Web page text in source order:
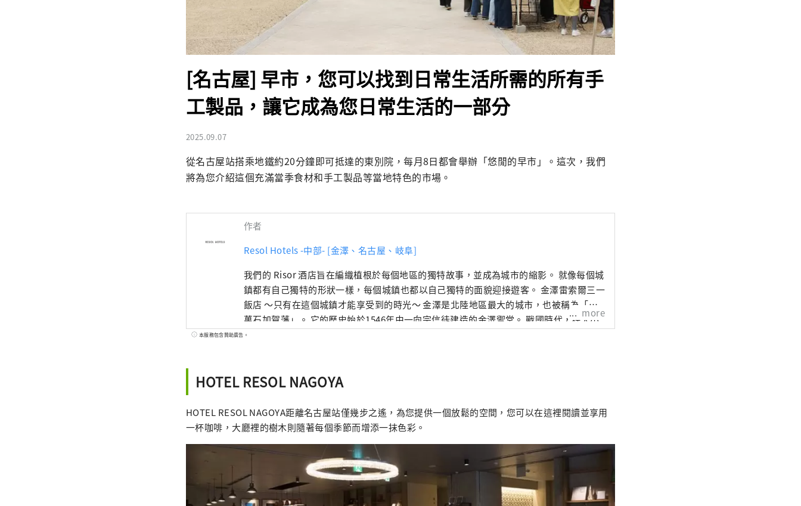
[名古屋] 早市，您可以找到日常生活所需的所有手
工製品，讓它成為您日常生活的一部分
2025.09.07
從名古屋站搭乘地鐵約20分鐘即可抵達的東別院，每月8日都會舉辦「悠閒的早市」。這次，我們
將為您介紹這個充滿當季食材和手工製品等當地特色的市場。
作者
Resol Hotels -中部- [金澤、名古屋、岐阜]
我們的 Risor 酒店旨在編織植根於每個地區的獨特故事，並成為城市的縮影。 就像每個城
鎮都有自己獨特的形狀一樣，每個城鎮也都以自己獨特的面貌迎接遊客。 金澤雷索爾三一
飯店 ～只有在這個城鎮才能享受到的時光～ 金澤是北陸地區最大的城市，也被稱為「百
萬石加賀藩」。 它的歷史始於1546年由一向宗信徒建造的金澤禦堂。 戰國時代，在大小
枝氏的統治下，工藝、表演藝術等傳統文化得到了發展。 金澤雷索爾三一酒店旨在傳達金
(Hotel Resol Trinity Kanazawa) 體驗充滿加賀百萬石藩邸輝煌的美好時光。 名古屋雷索
店， 整棟建築中瀰漫著爵士樂的味道，這是一種全國獨有的音樂文化。 它在緊張和放鬆
之間創造了完美的平衡。 空間的設計注重細節，從材料到家具、物品和配件。 它就像一
酒店是一個精緻的空間，您可以感受到古老文化和智慧的氣息。 適合成年人放鬆的飯店。
岐阜雷索爾飯店 ～用所有感官感受清流孕育的文化與歷史～ 美麗、翠綠的山。清澈的溪
流似乎可以淨化你的靈魂。 岐阜市擁有美麗的自然風光，是一座與水和諧相處、擁有悠久
歷史的城市。 從飯店步行只需 20 分鐘，您就會看到這座城市唯一的天然瀑布，其水源來
more
本服務包含贊助廣告。
HOTEL RESOL NAGOYA
HOTEL RESOL NAGOYA距離名古屋站僅幾步之遙，為您提供一個放鬆的空間，您可以在這裡閱讀並享用
一杯咖啡，大廳裡的樹木則隨著每個季節而增添一抹色彩。